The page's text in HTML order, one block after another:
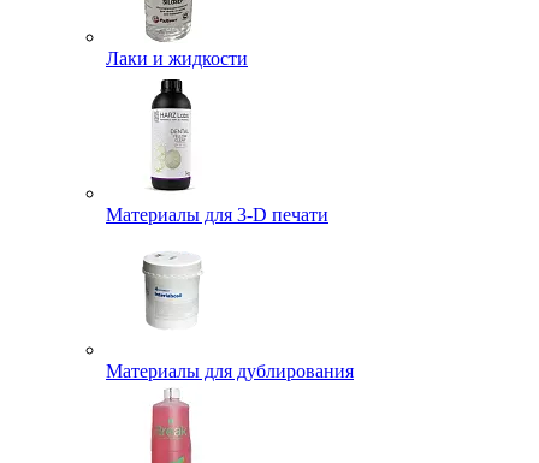
Лаки и жидкости
Материалы для 3-D печати
Материалы для дублирования